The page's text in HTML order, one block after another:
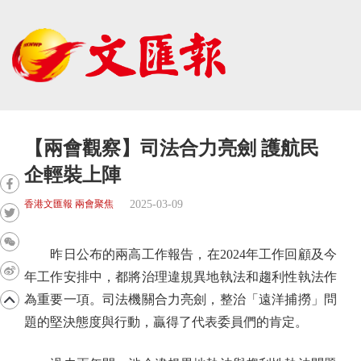
【兩會觀察】司法合力亮劍 護航民
企輕裝上陣
香港文匯報 兩會聚焦 2025-03-09
昨日公布的兩高工作報告，在2024年工作回顧及今
年工作安排中，都將治理違規異地執法和趨利性執法作
為重要一項。司法機關合力亮劍，整治「遠洋捕撈」問
題的堅決態度與行動，贏得了代表委員們的肯定。